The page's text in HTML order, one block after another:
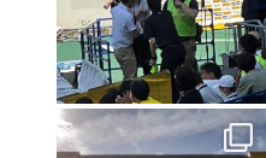
お盆休みのお知らせ
インターハイ2021
東京オリンピック２０２０